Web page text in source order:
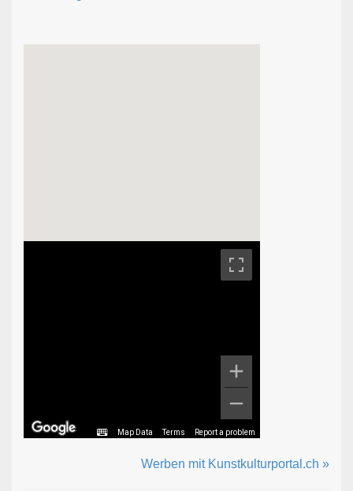
Map Data Terms Report a problem
Werben mit Kunstkulturportal.ch »